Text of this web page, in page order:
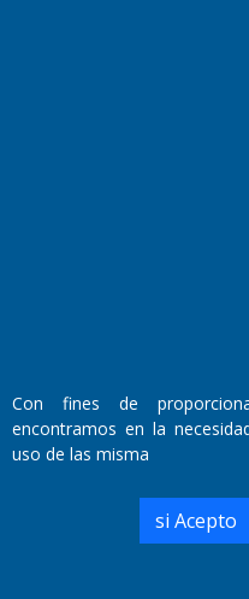
Walter René Goñi
Domicilio Legal: José Ingenieros
Santa Rosa, La Pampa.
Número de Registro DNDA:
Con fines de
encontramos en la
uso de las misma
si Acepto